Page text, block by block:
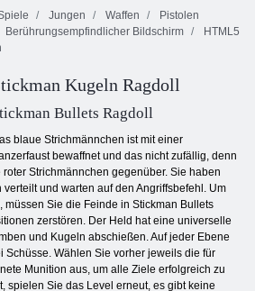
Jungen Waffen
Pistolen
Berührungsempfindlicher Bildschirm
HTML5
Kugeln Ragdoll
Bullets Ragdoll
blaue Strichmännchen ist mit einer
bewaffnet und das nicht zufällig, denn
Strichmännchen gegenüber. Sie haben
und warten auf den Angriffsbefehl. Um
müssen Sie die Feinde in Stickman Bullets
zerstören. Der Held hat eine universelle
und Kugeln abschießen. Auf jeder Ebene
Schüsse. Wählen Sie vorher jeweils die für
Munition aus, um alle Ziele erfolgreich zu
spielen Sie das Level erneut, es gibt keine